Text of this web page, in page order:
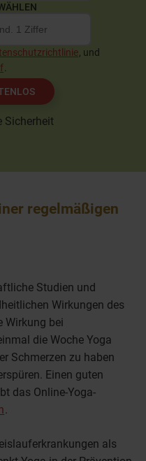
, und
Sicherheit
regelmäßigen
Studien und
Wirkungen des
Wirkung bei
die Woche Yoga
Schmerzen zu haben
Einen guten
das Online-Yoga-
.
als